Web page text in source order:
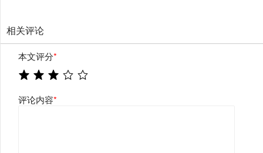
相关评论
本文评分*
评论内容*